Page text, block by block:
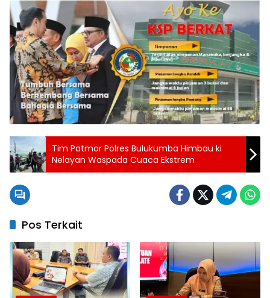
Tim Patmor Polres Bulukumba Himbau ki
Nelayan Waspada Cuaca Ekstrem
Pos Terkait